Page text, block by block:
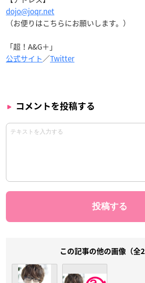
dojo@joqr.net
（お便りはこちらにお願いします。）
「超！A&G＋」
公式サイト／Twitter
コメントを投稿する
この記事の他の画像（全2